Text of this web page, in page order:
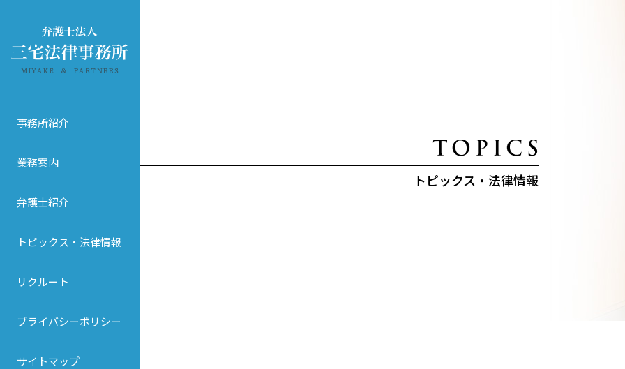
事務所紹介
業務案内
弁護士紹介
トピックス・法律情報
リクルート
プライバシーポリシー
サイトマップ
トピックス・法律情報